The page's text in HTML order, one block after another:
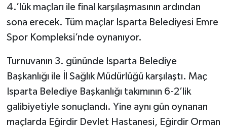
4.’lük maçları ile final karşılaşmasının ardından
sona erecek. Tüm maçlar Isparta Belediyesi Emre
Spor Kompleksi’nde oynanıyor.
Turnuvanın 3. gününde Isparta Belediye
Başkanlığı ile İl Sağlık Müdürlüğü karşılaştı. Maç
Isparta Belediye Başkanlığı takımının 6-2’lik
galibiyetiyle sonuçlandı. Yine aynı gün oynanan
maçlarda Eğirdir Devlet Hastanesi, Eğirdir Orman